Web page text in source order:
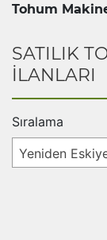
Tohum
SATILIK
İLANLARI
Sıralama
Yeniden